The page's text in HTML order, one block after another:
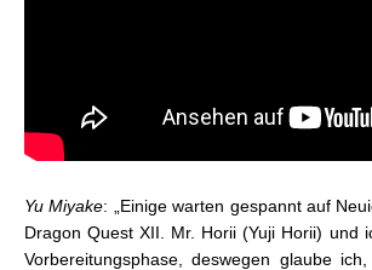
Yu Miyake: „Einige warten gespannt auf
Dragon Quest XII. Mr. Horii (Yuji Horii) und
Vorbereitungsphase, deswegen glaube